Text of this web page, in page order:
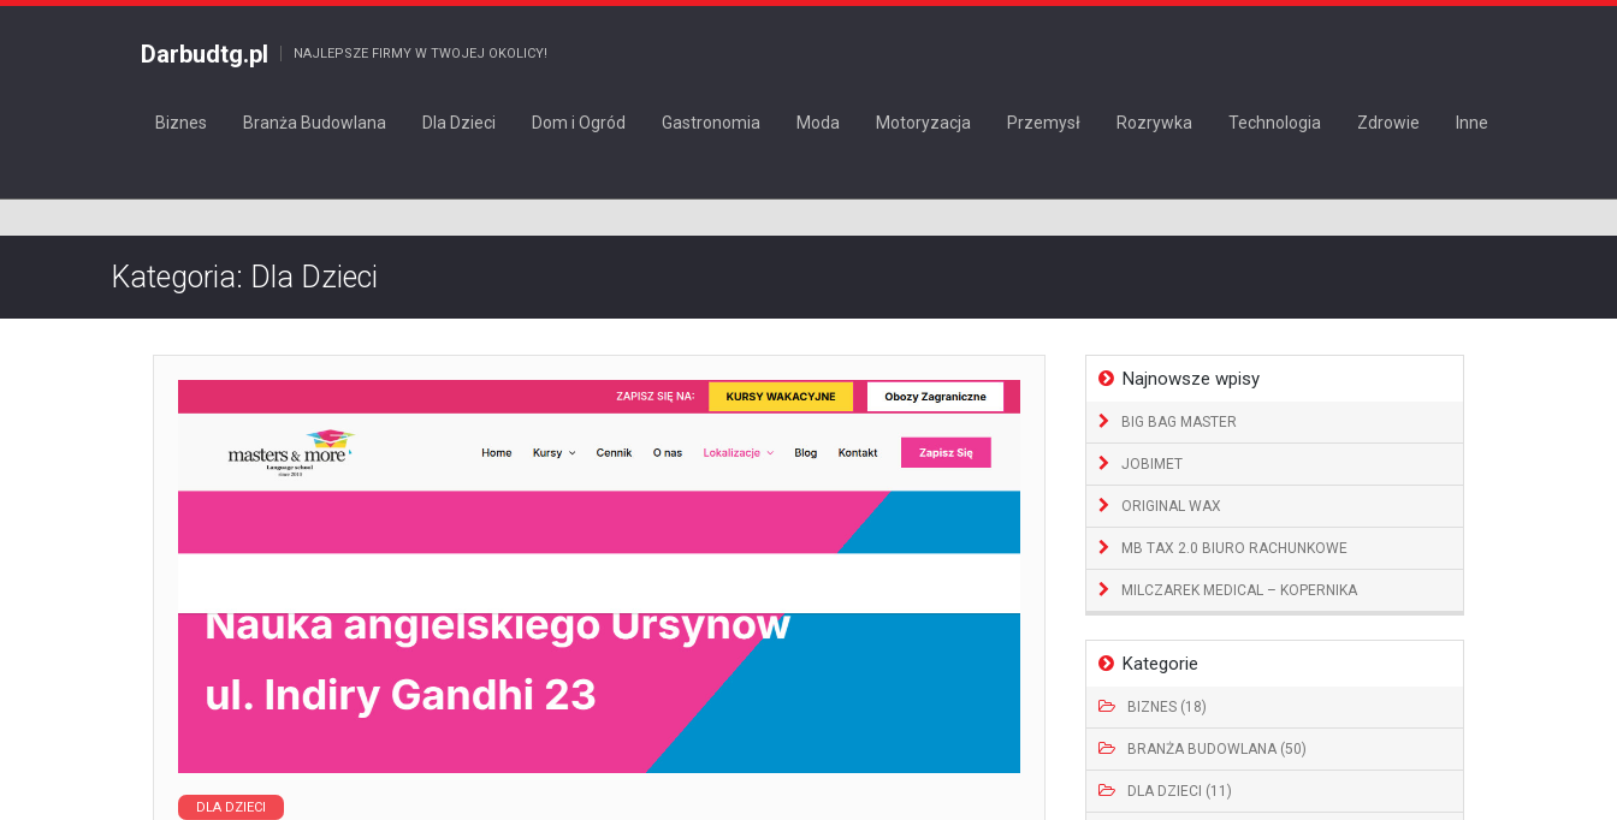
Darbudtg.pl NAJLEPSZE FIRMY W TWOJEJ OKOLICY!
Biznes Branża Budowlana Dla Dzieci Dom i Ogród Gastronomia Moda Motoryzacja Przemysł Rozrywka Technologia Zdrowie Inne
Kategoria: Dla Dzieci
Najnowsze wpisy
BIG BAG MASTER
JOBIMET
ORIGINAL WAX
MB TAX 2.0 BIURO RACHUNKOWE
MILCZAREK MEDICAL – KOPERNIKA
Kategorie
BIZNES (18)
BRANŻA BUDOWLANA (50)
DLA DZIECI (11)
DLA DZIECI